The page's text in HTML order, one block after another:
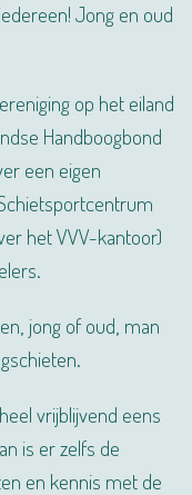
Jong en oud
op het eiland
Handboogbond
een eigen
het VVV-kantoor)
jong of oud, man
vrijblijvend eens
is er zelfs de
en kennis met de